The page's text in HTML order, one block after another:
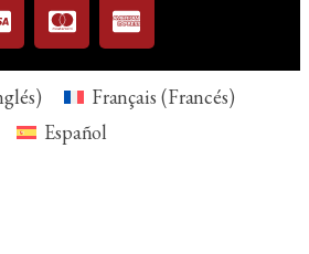
) Français (Francés)
Español